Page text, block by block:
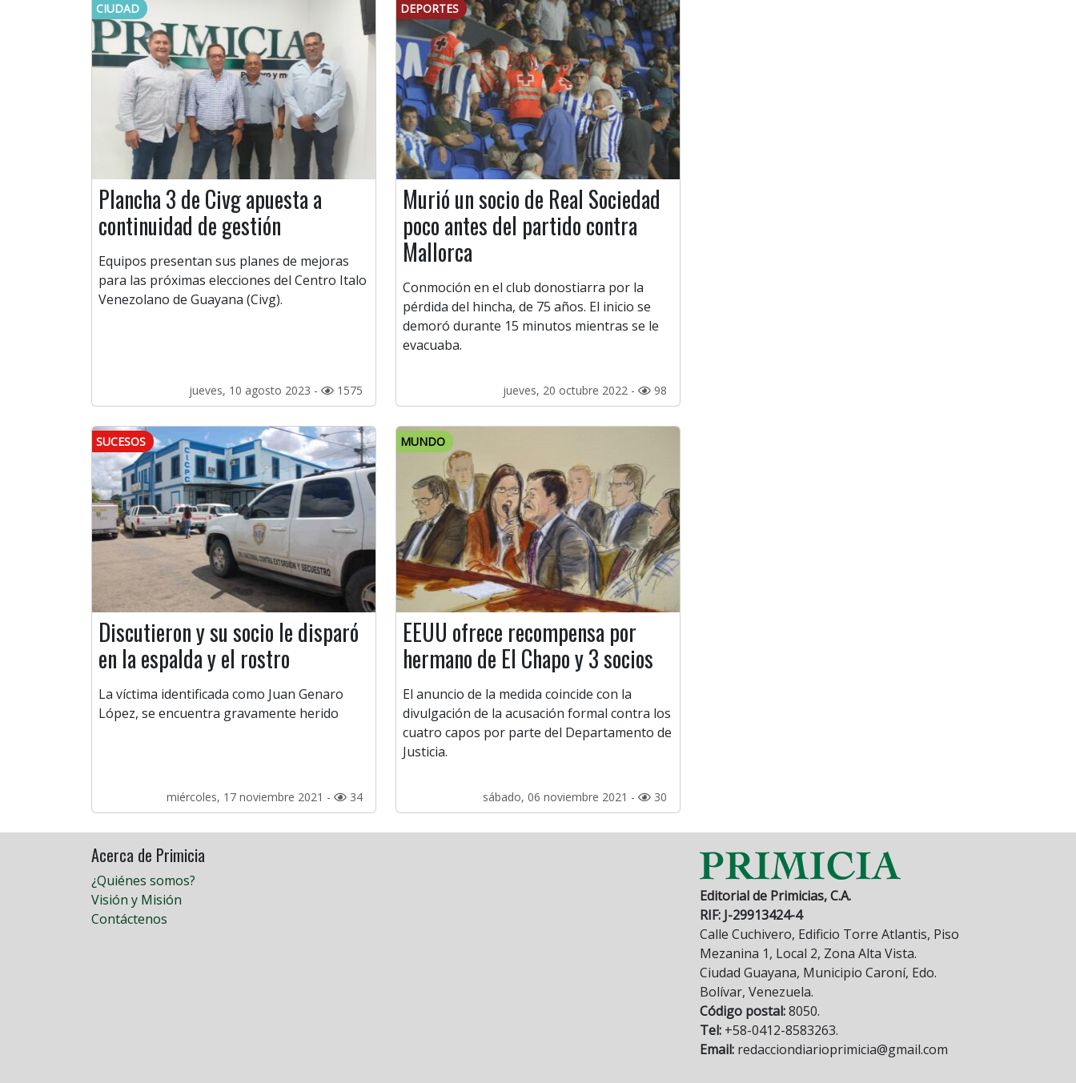
CIUDAD
Plancha 3 de Civg apuesta a
continuidad de gestión
Equipos presentan sus planes de mejoras
para las próximas elecciones del Centro Italo
Venezolano de Guayana (Civg).
jueves, 10 agosto 2023 - 1575
DEPORTES
Murió un socio de Real Sociedad
poco antes del partido contra
Mallorca
Conmoción en el club donostiarra por la
pérdida del hincha, de 75 años. El inicio se
demoró durante 15 minutos mientras se le
evacuaba.
jueves, 20 octubre 2022 - 98
SUCESOS
Discutieron y su socio le disparó
en la espalda y el rostro
La víctima identificada como Juan Genaro
López, se encuentra gravamente herido
miércoles, 17 noviembre 2021 - 34
MUNDO
EEUU ofrece recompensa por
hermano de El Chapo y 3 socios
El anuncio de la medida coincide con la
divulgación de la acusación formal contra los
cuatro capos por parte del Departamento de
Justicia.
sábado, 06 noviembre 2021 - 30
Acerca de Primicia
¿Quiénes somos?
Visión y Misión
Contáctenos
Editorial de Primicias, C.A.
RIF: J-29913424-4
Calle Cuchivero, Edificio Torre Atlantis, Piso
Mezanina 1, Local 2, Zona Alta Vista.
Ciudad Guayana, Municipio Caroní, Edo.
Bolívar, Venezuela.
Código postal:8050.
Tel: +58-0412-8583263.
Email: redacciondiarioprimicia@gmail.com